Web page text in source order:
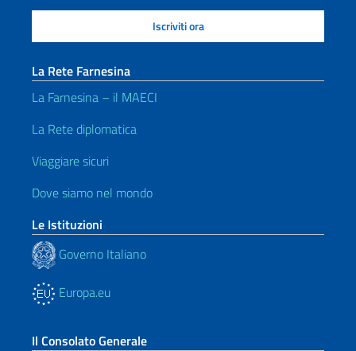
La Rete Farnesina
La Farnesina – il MAECI
La Rete diplomatica
Viaggiare sicuri
Dove siamo nel mondo
Le Istituzioni
Governo Italiano
Europa.eu
Il Consolato Generale